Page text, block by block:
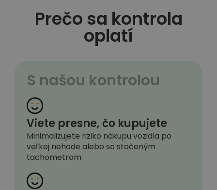
Prečo sa kontrola
oplatí
S našou kontrolou
Viete presne, čo kupujete
Minimalizujete riziko nákupu vozidla po
veľkej nehode alebo so stočeným
tachometrom